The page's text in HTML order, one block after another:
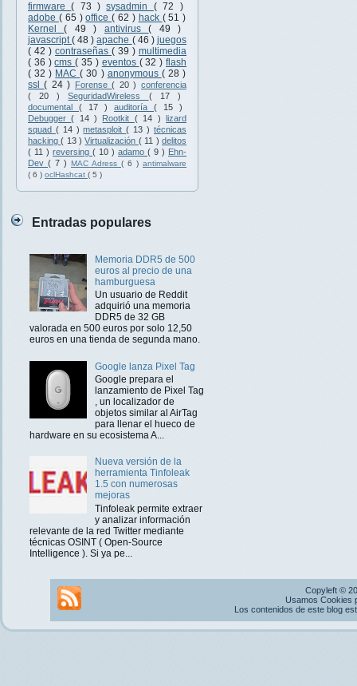
firmware( 73 )sysadmin ( 72 )
adobe ( 65 )office( 62 ) hack ( 51 )
Kernel( 49 ) antivirus( 49 )
javascript( 48 )apache ( 46 ) juegos
( 42 ) contraseñas ( 39 ) multimedia
( 36 )cms( 35 ) eventos ( 32 )flash
( 32 ) MAC( 30 ) anonymous ( 28 )
ssl( 24 ) Forense( 20 ) conferencia
( 20 )SeguridadWireless ( 17 )
documental ( 17 ) auditoría ( 15 )
Debugger( 14 ) Rootkit ( 14 ) lizard
squad ( 14 )metasploit( 13 ) técnicas
hacking( 13 )Virtualización ( 11 ) delitos
( 11 ) reversing ( 10 ) adamo ( 9 ) Ehn-
Dev ( 7 ) MAC Adress ( 6 ) antimalware
( 6 ) oclHashcat ( 5 )
Entradas populares
Memoria DDR5 de 500
euros al precio de una
hamburguesa
Un usuario de Reddit
adquirió una memoria
DDR5 de 32 GB
valorada en 500 euros por solo 12,50
euros en una tienda de segunda mano.
Google lanza Pixel Tag
Google prepara el
lanzamiento de Pixel Tag
, un localizador de
objetos similar al AirTag
para llenar el hueco de
hardware en su ecosistema A...
Nueva versión de la
herramienta Tinfoleak
1.5 con numerosas
mejoras
Tinfoleak permite extraer
y analizar información
relevante de la red Twitter mediante
técnicas OSINT ( Open-Source
Intelligence ). Si ya pe...
Copyleft ©
Usamos Cookies
Los contenidos de este blog